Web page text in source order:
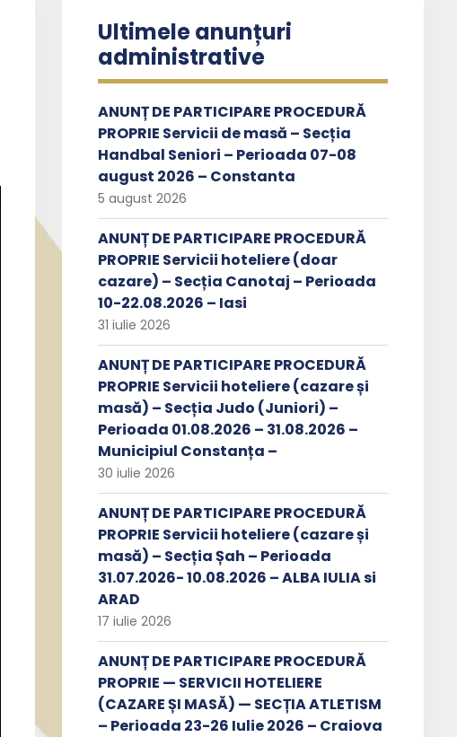
Ultimele anunțuri
administrative
ANUNȚ DE PARTICIPARE PROCEDURĂ
PROPRIE Servicii de masă – Secția
Handbal Seniori – Perioada 07-08
august 2026 – Constanta
5 august 2026
ANUNȚ DE PARTICIPARE PROCEDURĂ
PROPRIE Servicii hoteliere (doar
cazare) – Secția Canotaj – Perioada
10-22.08.2026 – Iasi
31 iulie 2026
ANUNȚ DE PARTICIPARE PROCEDURĂ
PROPRIE Servicii hoteliere (cazare și
masă) – Secția Judo (Juniori) –
Perioada 01.08.2026 – 31.08.2026 –
Municipiul Constanța –
30 iulie 2026
ANUNȚ DE PARTICIPARE PROCEDURĂ
PROPRIE Servicii hoteliere (cazare și
masă) – Secția Șah – Perioada
31.07.2026- 10.08.2026 – ALBA IULIA si
ARAD
17 iulie 2026
ANUNȚ DE PARTICIPARE PROCEDURĂ
PROPRIE — SERVICII HOTELIERE
(CAZARE ȘI MASĂ) — SECȚIA ATLETISM
– Perioada 23-26 Iulie 2026 – Craiova